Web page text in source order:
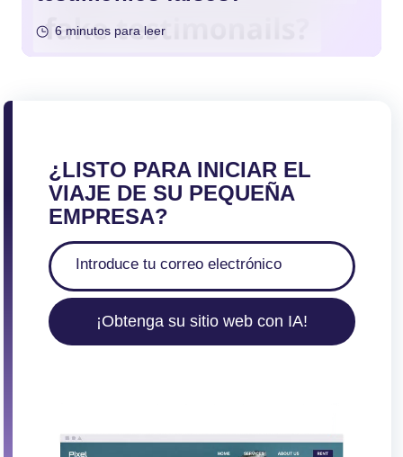
6 minutos para leer
¿LISTO PARA INICIAR EL
VIAJE DE SU PEQUEÑA
EMPRESA?
¡Obtenga su sitio web con IA!